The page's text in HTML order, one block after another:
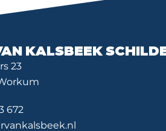
KALSBEEK
23
672